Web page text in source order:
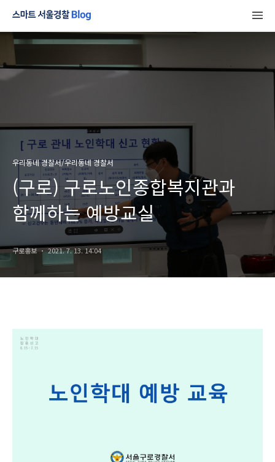
우리동네 경찰서/우리동네 경찰서
(구로) 구로노인종합복지관과
함께하는 예방교실
구로홍보 2021. 7. 13. 14:04